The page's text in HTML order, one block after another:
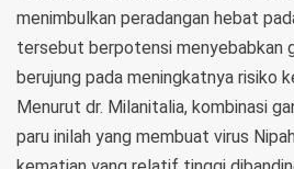
menimbulkan peradangan hebat
tersebut berpotensi menyebabkan
berujung pada meningkatnya risiko
Menurut dr. Milanitalia, kombinasi
paru inilah yang membuat virus